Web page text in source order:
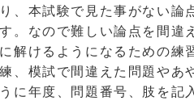
、本試験で見た事がない論
。なので難しい論点を間違
解けるようになるための練
、模試で間違えた問題やあ
に年度、問題番号、肢を記